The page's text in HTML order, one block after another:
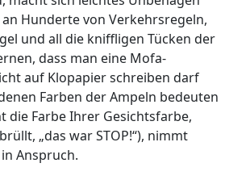
Hunderte von Verkehrsregeln,
und all die kniffligen Tücken der
dass man eine Mofa-
auf Klopapier schreiben darf
Farben der Ampeln bedeuten
die Farbe Ihrer Gesichtsfarbe,
„das war STOP!“), nimmt
Anspruch.